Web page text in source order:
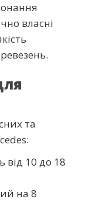
власні
та
від 10 до 18
на 8